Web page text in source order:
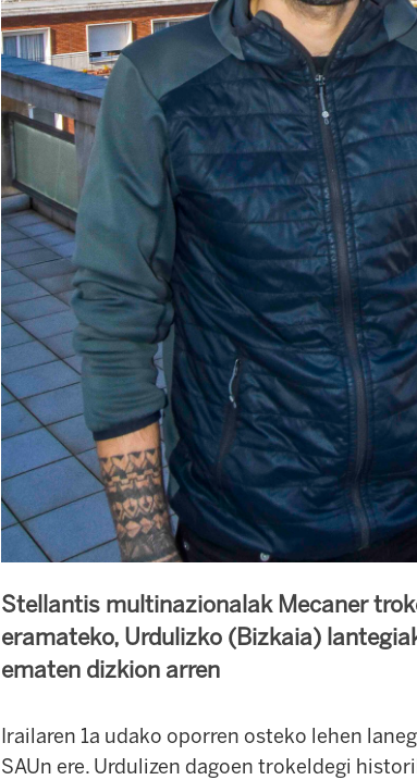
Stellantis multinazionalak Mecaner
eramateko, Urdulizko (Bizkaia)
ematen dizkion arren
Irailaren 1a udako oporren osteko lehen
SAUn ere. Urdulizen dagoen trokeldegi